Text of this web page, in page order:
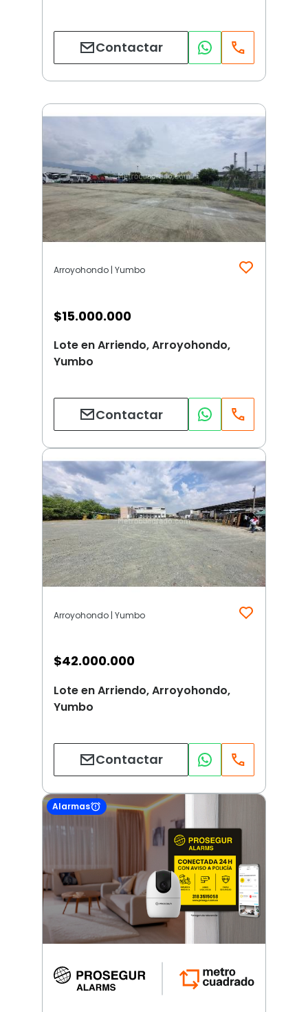
Contactar
Arroyohondo | Yumbo
$15.000.000
Lote en Arriendo, Arroyohondo,
Yumbo
Contactar
Arroyohondo | Yumbo
$42.000.000
Lote en Arriendo, Arroyohondo,
Yumbo
Contactar
Alarmas